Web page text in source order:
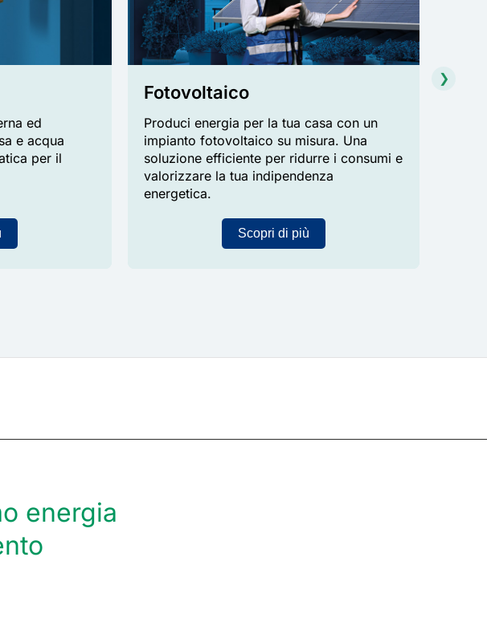
ed
e acqua
per il
Fotovoltaico
Produci energia per la tua casa con un
impianto fotovoltaico su misura. Una
soluzione efficiente per ridurre i consumi e
valorizzare la tua indipendenza
energetica.
Scopri di più
energia